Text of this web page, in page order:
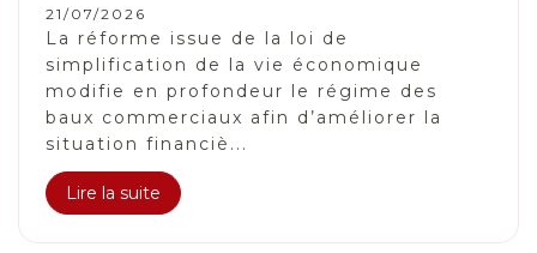
21/07/2026
La réforme issue de la loi de
simplification de la vie économique
modifie en profondeur le régime des
baux commerciaux afin d’améliorer la
situation financiè...
Lire la suite